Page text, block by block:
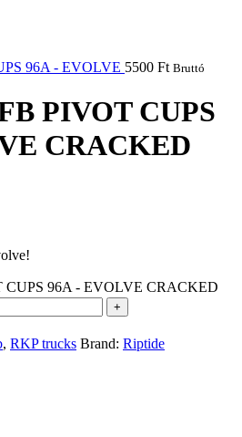
96A - EVOLVE 5500 Ft Bruttó
PIVOT CUPS
CRACKED
96A - EVOLVE CRACKED
, RKP trucks Brand: Riptide